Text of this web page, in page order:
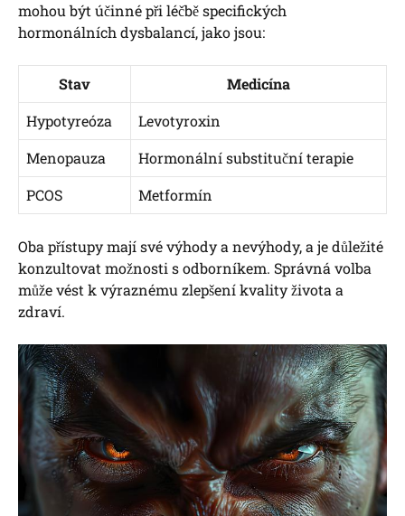
mohou být účinné při léčbě specifických
hormonálních dysbalancí, jako jsou:
Stav
Medicína
Hypotyreóza
Levotyroxin
Menopauza
Hormonální substituční terapie
PCOS
Metformín
Oba přístupy mají své výhody a nevýhody, a je důležité
konzultovat možnosti s odborníkem. Správná volba
může vést k výraznému zlepšení kvality života a
zdraví.